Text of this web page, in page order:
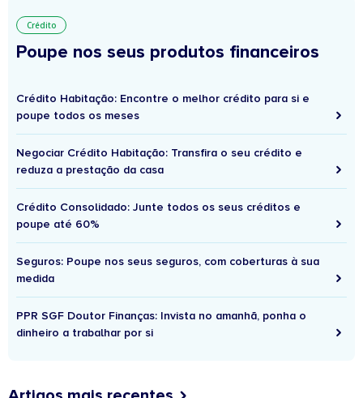
Crédito
Poupe nos seus produtos financeiros
Crédito Habitação: Encontre o melhor crédito para si e
poupe todos os meses
Negociar Crédito Habitação: Transfira o seu crédito e
reduza a prestação da casa
Crédito Consolidado: Junte todos os seus créditos e
poupe até 60%
Seguros: Poupe nos seus seguros, com coberturas à sua
medida
PPR SGF Doutor Finanças: Invista no amanhã, ponha o
dinheiro a trabalhar por si